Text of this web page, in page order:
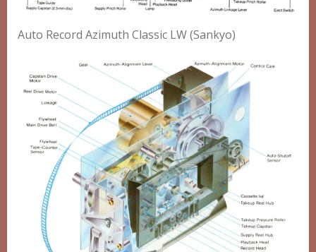
Auto Record Azimuth Classic LW (Sankyo)